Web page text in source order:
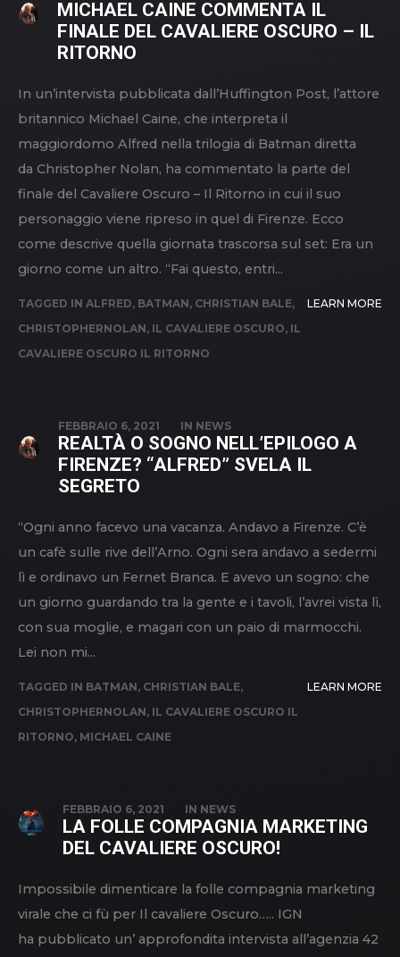
MICHAEL CAINE COMMENTA IL
FINALE DEL CAVALIERE OSCURO – IL
RITORNO
In un’intervista pubblicata dall’Huffington Post, l’attore
britannico Michael Caine, che interpreta il
maggiordomo Alfred nella trilogia di Batman diretta
da Christopher Nolan, ha commentato la parte del
finale del Cavaliere Oscuro – Il Ritorno in cui il suo
personaggio viene ripreso in quel di Firenze. Ecco
come descrive quella giornata trascorsa sul set: Era un
giorno come un altro. “Fai questo, entri...
TAGGED IN ALFRED, BATMAN, CHRISTIAN BALE,
CHRISTOPHERNOLAN, IL CAVALIERE OSCURO, IL
CAVALIERE OSCURO IL RITORNO
LEARN MORE
FEBBRAIO 6, 2021 IN NEWS
REALTÀ O SOGNO NELL’EPILOGO A
FIRENZE? “ALFRED” SVELA IL
SEGRETO
“Ogni anno facevo una vacanza. Andavo a Firenze. C’è
un cafè sulle rive dell’Arno. Ogni sera andavo a sedermi
lì e ordinavo un Fernet Branca. E avevo un sogno: che
un giorno guardando tra la gente e i tavoli, l’avrei vista lì,
con sua moglie, e magari con un paio di marmocchi.
Lei non mi...
TAGGED IN BATMAN, CHRISTIAN BALE,
CHRISTOPHERNOLAN, IL CAVALIERE OSCURO IL
RITORNO, MICHAEL CAINE
LEARN MORE
FEBBRAIO 6, 2021 IN NEWS
LA FOLLE COMPAGNIA MARKETING
DEL CAVALIERE OSCURO!
Impossibile dimenticare la folle compagnia marketing
virale che ci fù per Il cavaliere Oscuro….. IGN
ha pubblicato un’ approfondita intervista all’agenzia 42